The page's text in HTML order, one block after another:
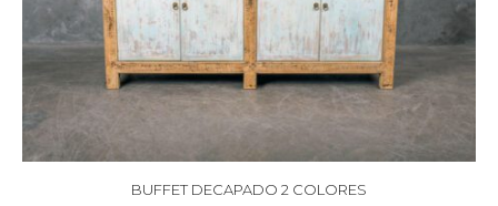
BUFFET DECAPADO 2 COLORES